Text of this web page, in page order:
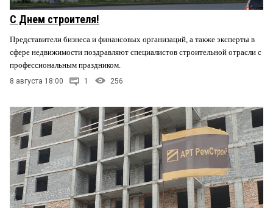
С Днем строителя!
Представители бизнеса и финансовых организаций, а также эксперты в
сфере недвижимости поздравляют специалистов строительной отрасли с
профессиональным праздником.
8 августа 18:00 1 256